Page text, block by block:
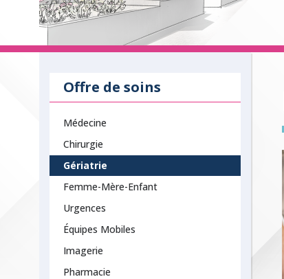
Offre de soins
Médecine
Chirurgie
Gériatrie
Femme-Mère-Enfant
Urgences
Équipes Mobiles
Imagerie
Pharmacie